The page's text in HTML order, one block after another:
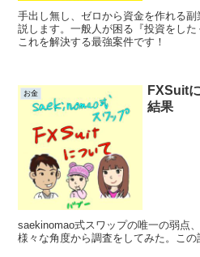
手出し無し、ゼロから資金を作れる
説します。一般人が困る『投資をした
これを解決する最強案件です！
お金
FXSuit
結果
saekinomao式スワップの唯一の弱点
様々な角度から調査をしてみた。この